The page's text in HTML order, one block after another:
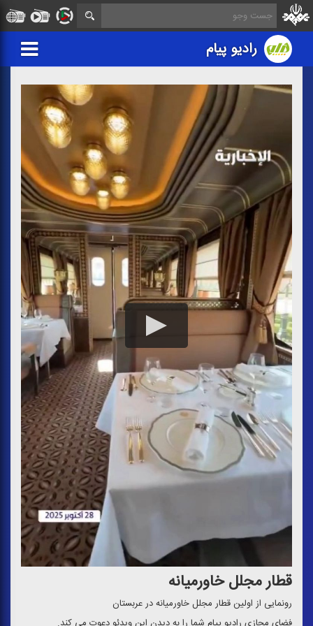
رادیو پیام
قطار مجلل خاورمیانه
رونمایی از اولین قطار مجلل خاورمیانه در عربستان